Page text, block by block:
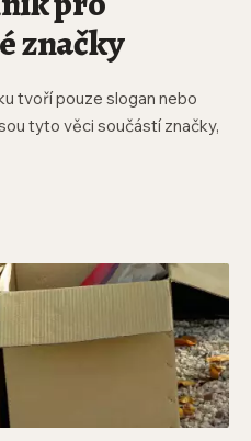
značky
tvoří pouze slogan nebo
tyto věci součástí značky,